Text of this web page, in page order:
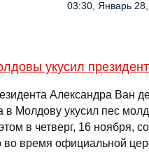
03:30, Январь
укусил
Александра Ван
в Молдову укусил пес
в четверг, 16 ноября,
во время официальной